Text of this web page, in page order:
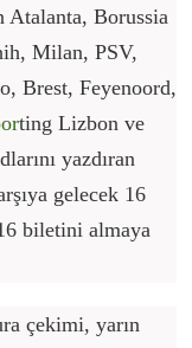
Atalanta, Borussia
Milan, PSV,
Brest, Feyenoord,
ting Lizbon ve
yazdıran
gelecek 16
biletini almaya
çekimi, yarın